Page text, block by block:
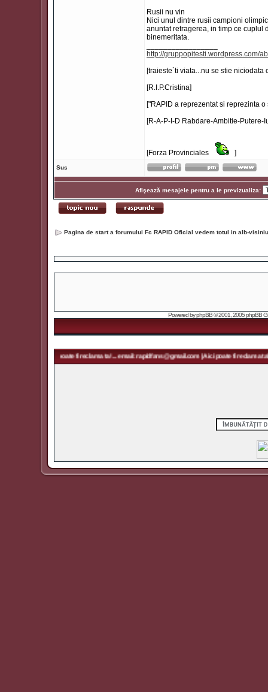
Rusii nu vin
Nici unul dintre rusii campioni
anuntat retragerea, in timp ce cuplul
binemeritata.
http://gruppopitesti.wordpress.com/
[traieste`ti viata...nu se stie niciodata
[R.I.P.Cristina]
["RAPID a reprezentat si reprezinta
[R-A-P-I-D Rabdare-Ambitie-Putere-
[Forza Provinciales ]
Sus
Afişează mesajele pentru a le previzualiza:
Pagina de start a forumului Fc RAPID Oficial vedem totul in alb-
Powered byphpBB© 2001, 2005 phpBB
| Aici poate fi reclama ta! ... email: rapidfans@gmail.com | Aici poate fi reclama ta! ...